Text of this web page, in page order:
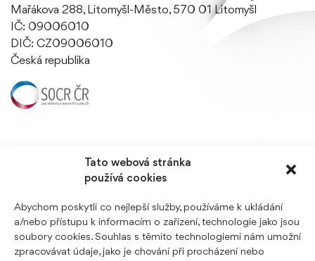
Tato webová stránka
používá cookies
Abychom poskytli co nejlepší služby, používáme k ukládání
a/nebo přístupu k informacím o zařízení, technologie jako jsou
soubory cookies. Souhlas s těmito technologiemi nám umožní
zpracovávat údaje, jako je chování při procházení nebo
Mařákova 288, Litomyšl-Město, 570 01 Litomyšl
IČ: 09006010
DIČ: CZ09006010
Česká republika
PROUDLY MEMBER OF EN1 GROUP FAMILY